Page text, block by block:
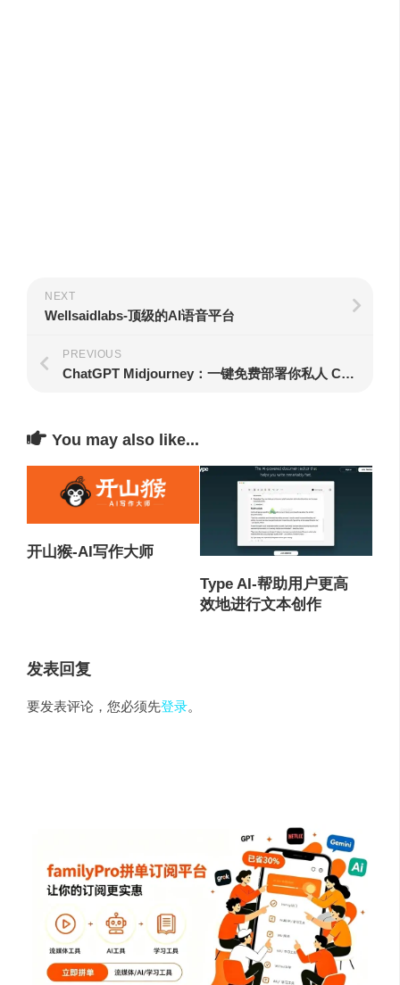
NEXT
Wellsaidlabs-顶级的AI语音平台
PREVIOUS
ChatGPT Midjourney：一键免费部署你私人 ChatGPT+Midjourney网页应用
You may also like...
开山猴-AI写作大师
Type AI-帮助用户更高
效地进行文本创作
发表回复
要发表评论，您必须先登录。